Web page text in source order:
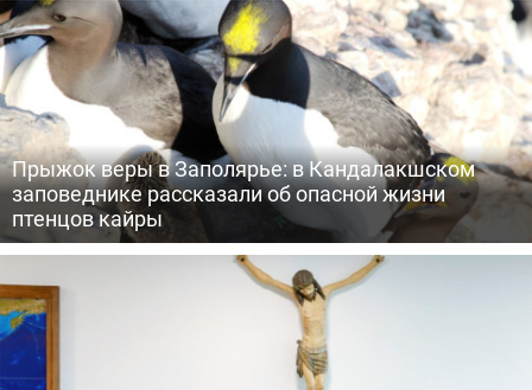
Прыжок веры в Заполярье: в Кандалакшском
заповеднике рассказали об опасной жизни
птенцов кайры